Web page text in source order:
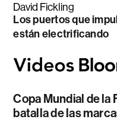
David Fickling
Los puertos que
están electrificando
Copa Mundial de la
batalla de las